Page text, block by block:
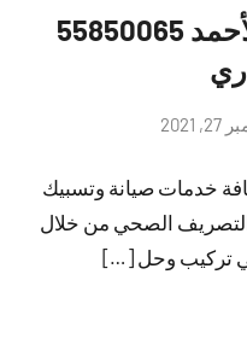
سباك فني صحي فهد الأحمد 55850065
تعليقات
خدمات صيانة وتسبيك
التصريف الصحي من خلال
تركيب وحل […]